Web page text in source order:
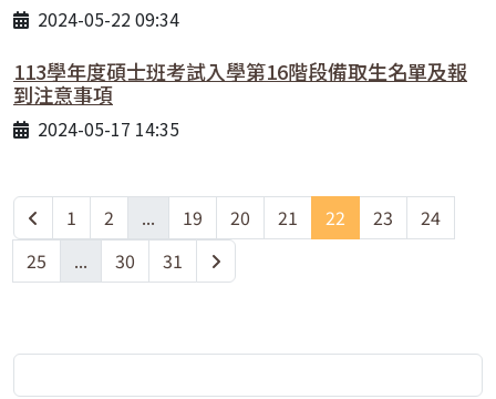
2024-05-22 09:34
113學年度碩士班考試入學第16階段備取生名單及報
到注意事項
2024-05-17 14:35
1 2 ... 19 20 21 22 23
24
25
... 30 31